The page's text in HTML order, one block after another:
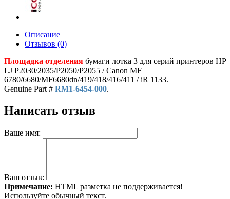
Описание
Отзывов (0)
Площадка отделения бумаги лотка 3 для серий принтеров HP
LJ P2030/2035/P2050/P2055 / Canon MF
6780/6680/MF6680dn/419/418/416/411 / iR 1133.
Genuine Part # RM1-6454-000.
Написать отзыв
Ваше имя:
Ваш отзыв:
Примечание: HTML разметка не поддерживается!
Используйте обычный текст.